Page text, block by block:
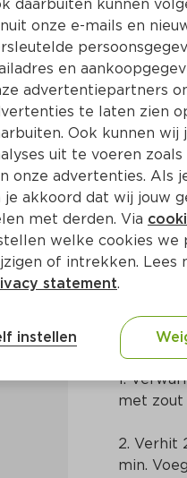
met
20 Min Mediterraans
1.
met zout
2. Verhit
min.
daarbuiten kunnen
onze e-mails en
en
advertentiepartners
te laten zien
Ook kunnen wij
uit te voeren
onze advertenties. Als
je akkoord dat wij jouw
met derden. Via
welke cookies we
of intrekken. Lees
statement.
instellen